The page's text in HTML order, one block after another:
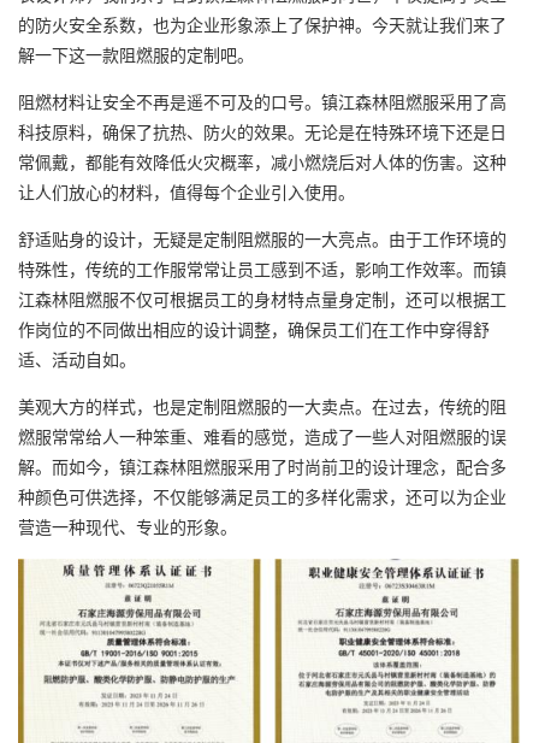
的防火安全系数，也为企业形象添上了保护神。今天就让我们来了
解一下这一款阻燃服的定制吧。
阻燃材料让安全不再是遥不可及的口号。镇江森林阻燃服采用了高
科技原料，确保了抗热、防火的效果。无论是在特殊环境下还是日
常佩戴，都能有效降低火灾概率，减小燃烧后对人体的伤害。这种
让人们放心的材料，值得每个企业引入使用。
舒适贴身的设计，无疑是定制阻燃服的一大亮点。由于工作环境的
特殊性，传统的工作服常常让员工感到不适，影响工作效率。而镇
江森林阻燃服不仅可根据员工的身材特点量身定制，还可以根据工
作岗位的不同做出相应的设计调整，确保员工们在工作中穿得舒
适、活动自如。
美观大方的样式，也是定制阻燃服的一大卖点。在过去，传统的阻
燃服常常给人一种笨重、难看的感觉，造成了一些人对阻燃服的误
解。而如今，镇江森林阻燃服采用了时尚前卫的设计理念，配合多
种颜色可供选择，不仅能够满足员工的多样化需求，还可以为企业
营造一种现代、专业的形象。